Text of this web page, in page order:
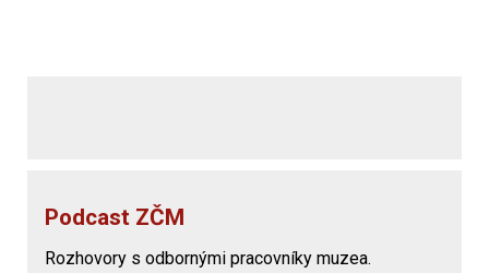
Podcast ZČM
Rozhovory s odbornými pracovníky muzea.